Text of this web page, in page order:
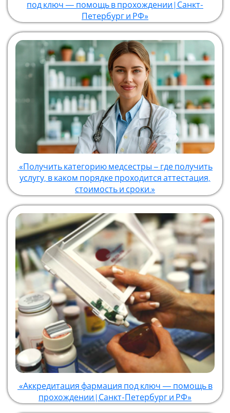
под ключ — помощь в прохождении | Санкт-
Петербург и РФ»
«Получить категорию медсестры – где получить
услугу, в каком порядке проходится аттестация,
стоимость и сроки.»
«Аккредитация фармация под ключ — помощь в
прохождении | Санкт-Петербург и РФ»